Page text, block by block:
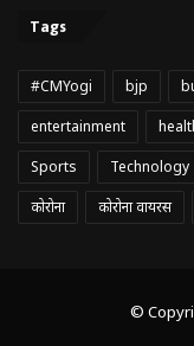
Tags
#CMYogi bjp
entertainment
Sports
Technology
कोरोना
कोरोना वायरस
©